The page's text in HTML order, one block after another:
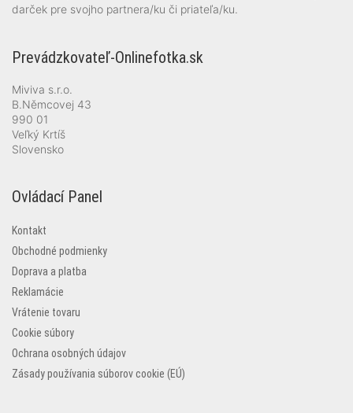
darček pre svojho partnera/ku či priateľa/ku.
Prevádzkovateľ-Onlinefotka.sk
Miviva s.r.o.
B.Němcovej 43
990 01
Veľký Krtíš
Slovensko
Ovládací Panel
Kontakt
Obchodné podmienky
Doprava a platba
Reklamácie
Vrátenie tovaru
Cookie súbory
Ochrana osobných údajov
Zásady používania súborov cookie (EÚ)